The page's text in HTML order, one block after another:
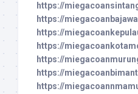
https://
https://
https://
https://
https://
https://
https://